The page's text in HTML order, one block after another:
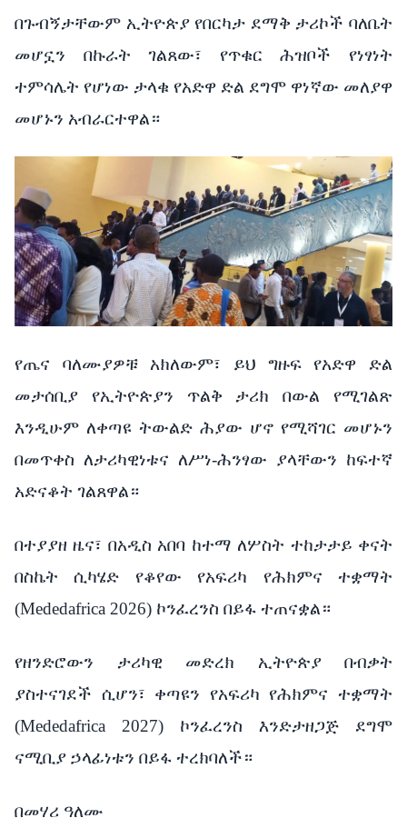
በጉብኝታቸውም ኢትዮጵያ የበርካታ ደማቅ ታሪኮች ባለቤት
መሆኗን በኩራት ገልጸው፣ የጥቁር ሕዝቦች የነፃነት
ተምሳሌት የሆነው ታላቁ የአድዋ ድል ደግሞ ዋነኛው መለያዋ
መሆኑን አብራርተዋል።
የጤና ባለሙያዎቹ አክለውም፣ ይህ ግዙፍ የአድዋ ድል
መታሰቢያ የኢትዮጵያን ጥልቅ ታሪክ በውል የሚገልጽ
እንዲሁም ለቀጣዩ ትውልድ ሕያው ሆኖ የሚሻገር መሆኑን
በመጥቀስ ለታሪካዊነቱና ለሥነ-ሕንፃው ያላቸውን ከፍተኛ
አድናቆት ገልጸዋል።
በተያያዘ ዜና፣ በአዲስ አበባ ከተማ ለሦስት ተከታታይ ቀናት
በስኬት ሲካሄድ የቆየው የአፍሪካ የሕክምና ተቋማት
(Mededafrica 2026) ኮንፈረንስ በይፋ ተጠናቋል።
የዘንድሮውን ታሪካዊ መድረክ ኢትዮጵያ በብቃት
ያስተናገደች ሲሆን፣ ቀጣዩን የአፍሪካ የሕክምና ተቋማት
(Mededafrica 2027) ኮንፈረንስ እንድታዘጋጅ ደግሞ
ናሚቢያ ኃላፊነቱን በይፋ ተረክባለች።
በመሃሪ ዓለሙ